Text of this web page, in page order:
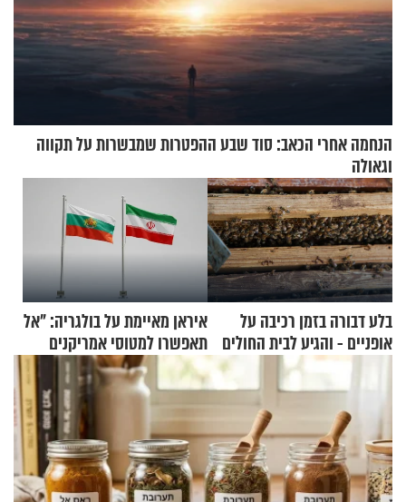
הנחמה אחרי הכאב: סוד שבע ההפטרות שמבשרות על תקווה
וגאולה
בלע דבורה בזמן רכיבה על
אופניים - והגיע לבית החולים
במצב מסכן חיים
איראן מאיימת על בולגריה: "אל
תאפשרו למטוסי אמריקנים
להמריא מהשטח שלכם"